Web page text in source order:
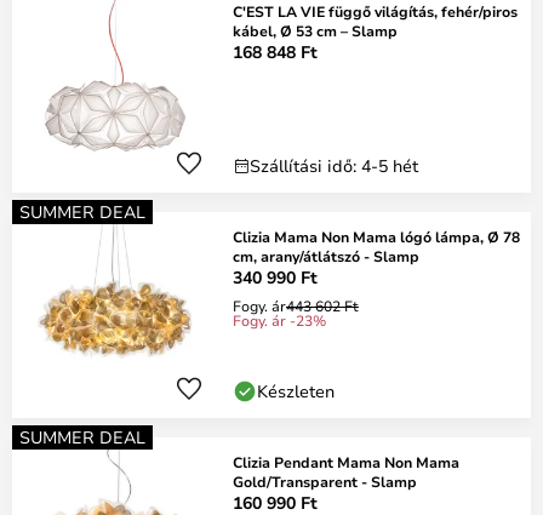
C'EST LA VIE függő világítás, fehér/piros
kábel, Ø 53 cm – Slamp
168 848 Ft
Szállítási idő: 4-5 hét
SUMMER DEAL
Clizia Mama Non Mama lógó lámpa, Ø 78
cm, arany/átlátszó - Slamp
340 990 Ft
Fogy. ár443 602 Ft
Fogy. ár -23%
Készleten
SUMMER DEAL
Clizia Pendant Mama Non Mama
Gold/Transparent - Slamp
160 990 Ft